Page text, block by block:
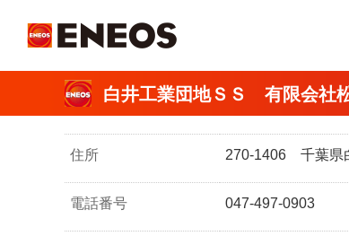
白井工業団地ＳＳ 有限会社
住所 270-1406 千葉県
電話番号 047-497-0903